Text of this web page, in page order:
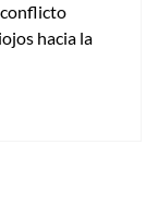
hacia la